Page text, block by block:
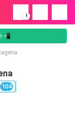
!
📲
104